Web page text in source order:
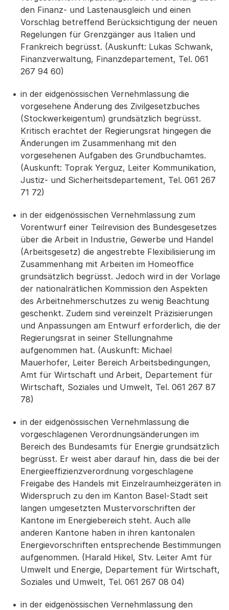
den Finanz- und Lastenausgleich und einen
Vorschlag betreffend Berücksichtigung der neuen
Regelungen für Grenzgänger aus Italien und
Frankreich begrüsst. (Auskunft: Lukas Schwank,
Finanzverwaltung, Finanzdepartement, Tel. 061
267 94 60)
in der eidgenössischen Vernehmlassung die
vorgesehene Änderung des Zivilgesetzbuches
(Stockwerkeigentum) grundsätzlich begrüsst.
Kritisch erachtet der Regierungsrat hingegen die
Änderungen im Zusammenhang mit den
vorgesehenen Aufgaben des Grundbuchamtes.
(Auskunft: Toprak Yerguz, Leiter Kommunikation,
Justiz- und Sicherheitsdepartement, Tel. 061 267
71 72)
in der eidgenössischen Vernehmlassung zum
Vorentwurf einer Teilrevision des Bundesgesetzes
über die Arbeit in Industrie, Gewerbe und Handel
(Arbeitsgesetz) die angestrebte Flexibilisierung im
Zusammenhang mit Arbeiten im Homeoffice
grundsätzlich begrüsst. Jedoch wird in der Vorlage
der nationalrätlichen Kommission den Aspekten
des Arbeitnehmerschutzes zu wenig Beachtung
geschenkt. Zudem sind vereinzelt Präzisierungen
und Anpassungen am Entwurf erforderlich, die der
Regierungsrat in seiner Stellungnahme
aufgenommen hat. (Auskunft: Michael
Mauerhofer, Leiter Bereich Arbeitsbedingungen,
Amt für Wirtschaft und Arbeit, Departement für
Wirtschaft, Soziales und Umwelt, Tel. 061 267 87
78)
in der eidgenössischen Vernehmlassung die
vorgeschlagenen Verordnungsänderungen im
Bereich des Bundesamts für Energie grundsätzlich
begrüsst. Er weist aber darauf hin, dass die bei der
Energieeffizienzverordnung vorgeschlagene
Freigabe des Handels mit Einzelraumheizgeräten in
Widerspruch zu den im Kanton Basel-Stadt seit
langen umgesetzten Mustervorschriften der
Kantone im Energiebereich steht. Auch alle
anderen Kantone haben in ihren kantonalen
Energievorschriften entsprechende Bestimmungen
aufgenommen. (Harald Hikel, Stv. Leiter Amt für
Umwelt und Energie, Departement für Wirtschaft,
Soziales und Umwelt, Tel. 061 267 08 04)
in der eidgenössischen Vernehmlassung den